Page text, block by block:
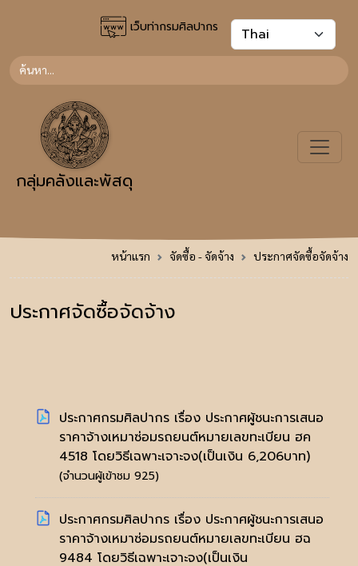
เว็บท่ากรมศิลปากร
กลุ่มคลังและพัสดุ
หน้าแรก จัดซื้อ - จัดจ้าง ประกาศจัดซื้อจัดจ้าง
ประกาศจัดซื้อจัดจ้าง
ประกาศกรมศิลปากร เรื่อง ประกาศผู้ชนะการเสนอ
ราคาจ้างเหมาซ่อมรถยนต์หมายเลขทะเบียน ฮค
4518 โดยวิธีเฉพาะเจาะจง(เป็นเงิน 6,206บาท)
(จำนวนผู้เข้าชม 925)
ประกาศกรมศิลปากร เรื่อง ประกาศผู้ชนะการเสนอ
ราคาจ้างเหมาซ่อมรถยนต์หมายเลขทะเบียน ฮฉ
9484 โดยวิธีเฉพาะเจาะจง(เป็นเงิน